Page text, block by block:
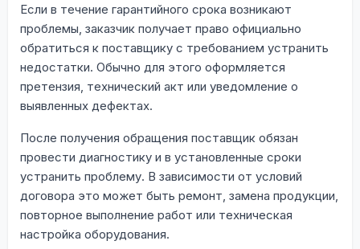
Если в течение гарантийного срока возникают
проблемы, заказчик получает право официально
обратиться к поставщику с требованием устранить
недостатки. Обычно для этого оформляется
претензия, технический акт или уведомление о
выявленных дефектах.
После получения обращения поставщик обязан
провести диагностику и в установленные сроки
устранить проблему. В зависимости от условий
договора это может быть ремонт, замена продукции,
повторное выполнение работ или техническая
настройка оборудования.